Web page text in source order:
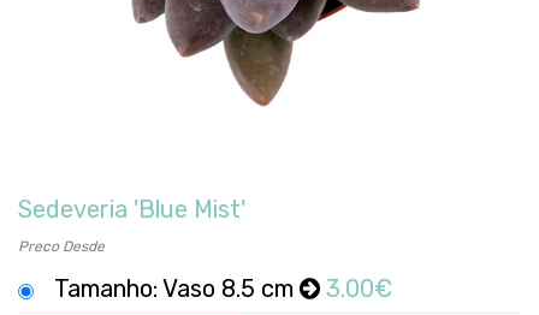
Sedeveria 'Blue Mist'
Preco Desde
Tamanho: Vaso 8.5 cm 3.00€